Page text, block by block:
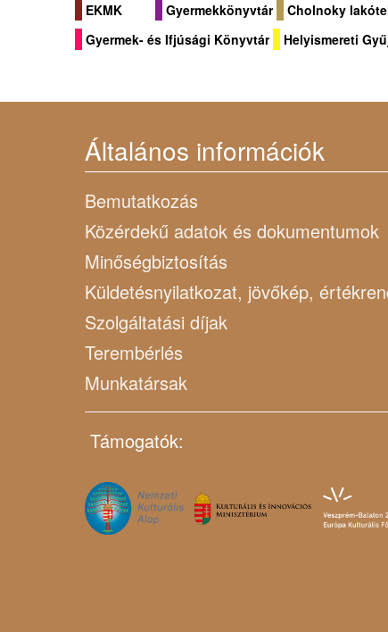
EKMK Gyermekkönyvtár Cholnoky
Gyermek- és Ifjúsági Könyvtár
Helyismereti
Általános információk
Bemutatkozás
Közérdekű adatok és dokumentumok
Minőségbiztosítás
Küldetésnyilatkozat, jövőkép,
Szolgáltatási díjak
Terembérlés
Munkatársak
Támogatók: